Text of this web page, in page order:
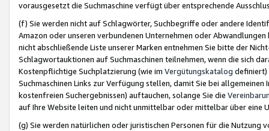
vorausgesetzt die Suchmaschine verfügt über entsprechende
(f) Sie werden nicht auf Schlagwörter, Suchbegriffe oder andere
Amazon oder unseren verbundenen Unternehmen oder
nicht abschließende Liste unserer Marken entnehmen Sie bitte der
Schlagwortauktionen auf Suchmaschinen teilnehmen, wenn die sich
Kostenpflichtige Suchplatzierung (wie im Vergütungskatalog definiert)
Suchmaschinen Links zur Verfügung stellen, damit Sie bei
kostenfreien Suchergebnissen) auftauchen, solange Sie die
auf Ihre Website leiten und nicht unmittelbar oder mittelbar über eine
(g) Sie werden natürlichen oder juristischen Personen für die Nutzung